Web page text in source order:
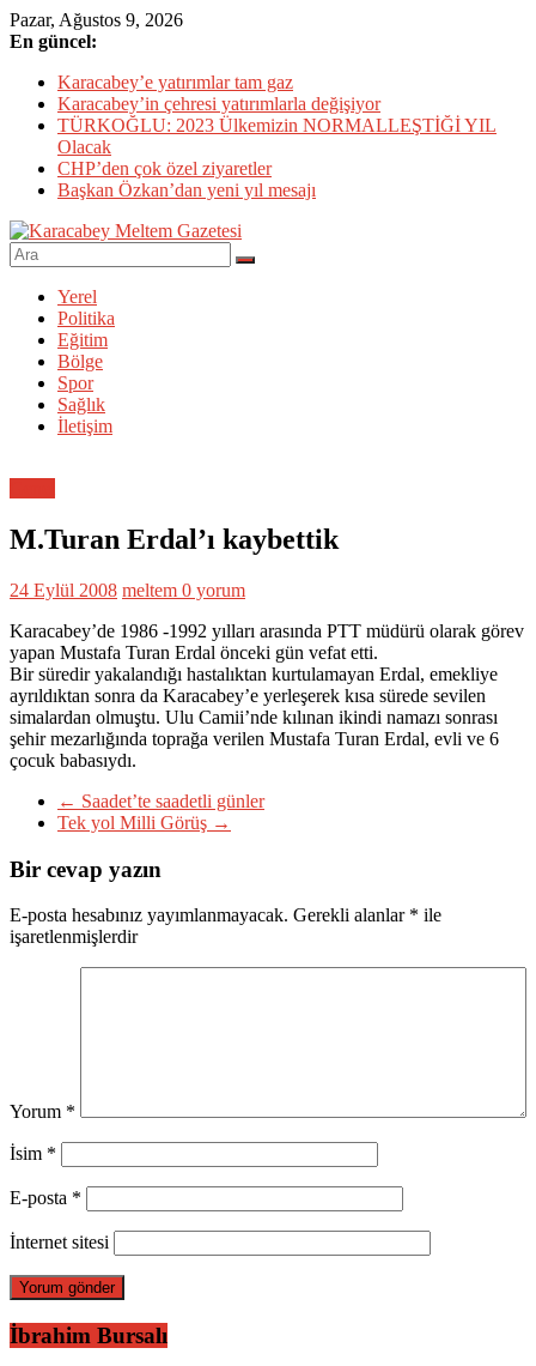
Skip
to
Pazar, Ağustos 9, 2026
En güncel:
Karacabey’e yatırımlar tam gaz
Karacabey’in çehresi yatırımlarla değişiyor
TÜRKOĞLU: 2023 Ülkemizin NORMALLEŞTİĞİ YIL
Olacak
CHP’den çok özel ziyaretler
Başkan Özkan’dan yeni yıl mesajı
Karacabey
Meltem
Gazetesi
Karacabey'in
kulağı,
Yerel
Politika
Eğitim
Bölge
Spor
Sağlık
İletişim
M.Turan Erdal’ı kaybettik
24 Eylül 2008 meltem 0 yorum
Karacabey’de 1986 -1992 yılları arasında PTT müdürü olarak görev
yapan Mustafa Turan Erdal önceki gün vefat etti.
Bir süredir yakalandığı hastalıktan kurtulamayan Erdal, emekliye
ayrıldıktan sonra da Karacabey’e yerleşerek kısa sürede sevilen
simalardan olmuştu. Ulu Camii’nde kılınan ikindi namazı sonrası
şehir mezarlığında toprağa verilen Mustafa Turan Erdal, evli ve 6
çocuk babasıydı.
← Saadet’te saadetli günler
Tek yol Milli Görüş →
Bir cevap yazın
E-posta hesabınız yayımlanmayacak. Gerekli alanlar * ile
işaretlenmişlerdir
Yorum *
İsim *
E-posta *
İnternet sitesi
İbrahim Bursalı